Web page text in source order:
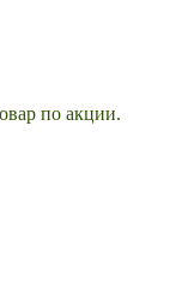
по акции.